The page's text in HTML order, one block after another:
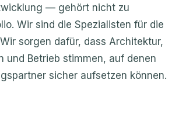
— gehört nicht zu
Wir sind die Spezialisten für die
sorgen dafür, dass Architektur,
und Betrieb stimmen, auf denen
sicher aufsetzen können.